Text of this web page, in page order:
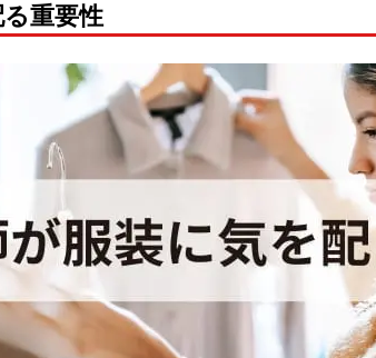
重要性